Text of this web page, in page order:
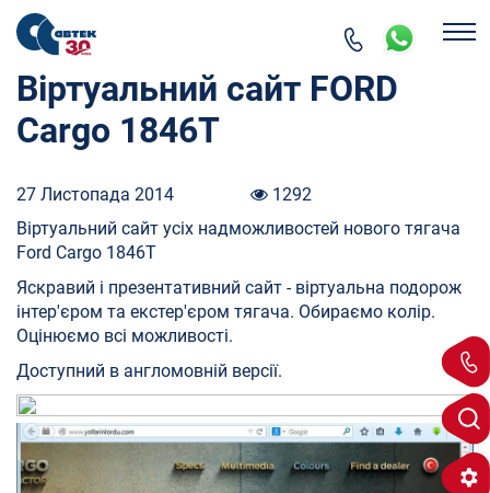
Віртуальний сайт FORD
Cargo 1846T
27 Листопада 2014
1292
Віртуальний сайт усіх надможливостей нового тягача
Ford Cargo 1846T
Яскравий і презентативний сайт - віртуальна подорож
інтер'єром та екстер'єром тягача. Обираємо колір.
Оцінюємо всі можливості.
Доступний в англомовній версії.